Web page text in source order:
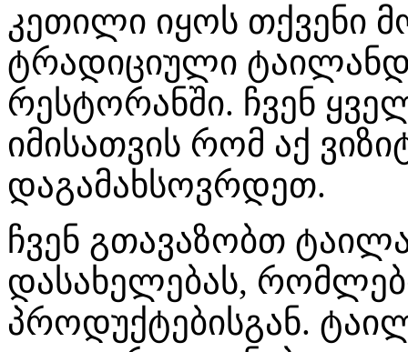
კეთილი იყოს თქვენი
ტრადიციული
რესტორანში. ჩვენ
იმისათვის რომ აქ
დაგამახსოვრდეთ.
ჩვენ გთავაზობთ
დასახელებას,
პროდუქტებისგან.